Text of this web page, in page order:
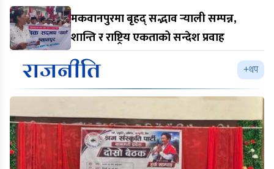
मकवानपुरमा बृहद् सद्भाव र्‍याली सम्पन्न,
शान्ति र राष्ट्रिय एकताको सन्देश प्रवाह
राजनीति +थप